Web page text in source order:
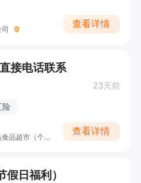
查看详情
接电话联系
23天前
险
天津市滨海新区燕欣尚品食品超市（个体工商户）
查看详情
日福利）